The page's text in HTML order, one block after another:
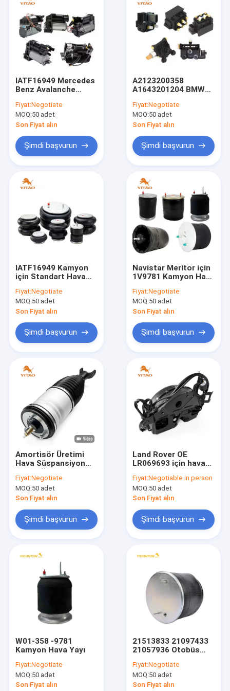
Ev
Ürün:% s
Fabrika turu
Kalite kontrol
Bizimle iletişime geçin
Kamyon Hava Yayı
Havada Yolculuk Yayı
Endüstriyel Hava Yayı
IATF16949 Mercedes
Benz Avalanche
Süspansiyon
Kompresörü
Fiyat:Negotiate
MOQ:50 adet
Son Fiyat alın
Şimdi başvurun
A2123200358
A1643201204 BMW
Süspansiyon
Solenoid Valf Bloğu
Fiyat:Negotiate
MOQ:50 adet
Son Fiyat alın
Şimdi başvurun
IATF16949 Kamyon
için Standart Hava
Fonksiyonlu
Fiyat:Negotiate
MOQ:50 adet
Son Fiyat alın
Şimdi başvurun
Navistar Meritor için
1V9781 Kamyon Hava
Firestone
Fiyat:Negotiate
MOQ:50 adet
Son Fiyat alın
Şimdi başvurun
Amortisör Üretimi
Hava Süspansiyon
1500 Süspansiyon
4877146AA
4877146AB
Fiyat:Negotiate
MOQ:50 adet
Son Fiyat alın
Şimdi başvurun
Land Rover OE
LR069693 için hava
kompresörü hafif
ürün süspansiyon
hareketini
Fiyat:Negotiable in person
MOQ:50 adet
Son Fiyat alın
Şimdi başvurun
W01-358 -9781
Kamyon Hava Yayı
Fiyat:Negotiate
MOQ:50 adet
Son Fiyat alın
21513833 21097433
21057936 Otobüs
1R12-825 1DF25C-1
ContiTech 6620NP02
Fiyat:Negotiate
MOQ:50 adet
Son Fiyat alın